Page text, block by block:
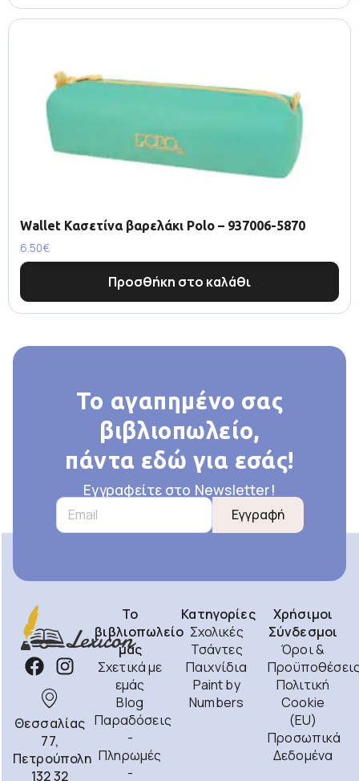
Wallet Κασετίνα βαρελάκι Polo – 937006-5870
6.50€
Προσθήκη στο καλάθι
Το αγαπημένο σας
βιβλιοπωλείο,
πάντα εδώ για εσάς!
Εγγραφείτε στο Newsletter!
Εγγραφή
Θεσσαλίας
77,
Πετρούπολη
132 32
Το
βιβλιοπωλείο
μας
Σχετικά με
εμάς
Blog
Παραδόσεις
-
Πληρωμές
-
Κατηγορίες
Σχολικές
Τσάντες
Παιχνίδια
Paint by
Numbers
Χρήσιμοι
Σύνδεσμοι
Όροι &
Πολιτική
Cookie
(EU)
Προσωπικά
Δεδομένα